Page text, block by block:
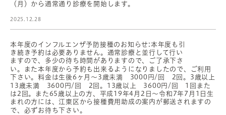
（月）から通常通り診療を開始します。
2025.12.28
本年度のインフルエンザ予防接種のお知らせ:本年度も引
き続き予約は必要ありません。通常診療と並行して行い
ますので、多少の待ち時間がありますので、ご了承下さ
い。また本年度から予約も出来るようになりましたので、ご利用
下さい。料金は生後6ヶ月〜3歳未満 3000円/回 2回。3歳以上
13歳未満 3600円/回 2回。13歳以上 3600円/回 1回また
は2回。また65歳以上の方、平成19年4月2日〜令和7年7月1日生
まれの方には、江東区から接種費用助成の案内が郵送されますの
で、必ずお待ち下さい。